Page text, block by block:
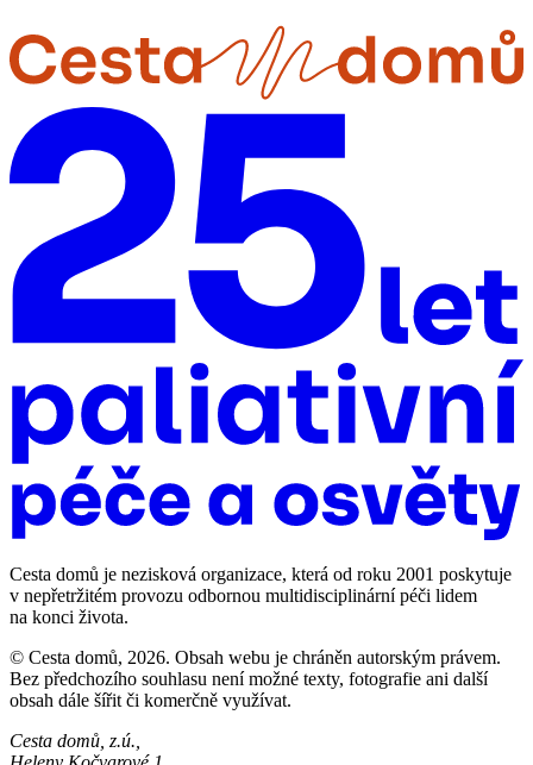
Cesta domů je nezisková organizace, která od roku 2001 poskytuje
v nepřetržitém provozu odbornou multidisciplinární péči lidem
na konci života.
© Cesta domů, 2026. Obsah webu je chráněn autorským právem.
Bez předchozího souhlasu není možné texty, fotografie ani další
obsah dále šířit či komerčně využívat.
Cesta domů, z.ú.,